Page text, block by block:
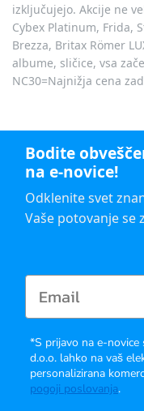
izključujejo. Akcije ne
Cybex Platinum, Frida,
Brezza, Britax Römer
albume, sličice, vsa
NC30=Najnižja cena
Bodite
na e-novice!
Odklenite svet
Vaše potovanje se
*S prijavo na e-novice
d.o.o. lahko na vaš
personalizirana
pogoji poslovanja.